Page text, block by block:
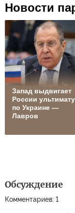
Новости
Запад выдвигает
России
по Украине —
Лавров
Обсуждение
Комментариев: 1